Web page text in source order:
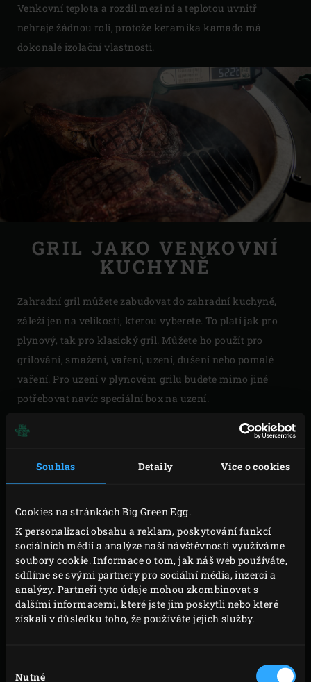
Souhlas Detaily Více o cookies
Cookies na stránkách Big Green Egg.
K personalizaci obsahu a reklam, poskytování funkcí
sociálních médií a analýze naší návštěvnosti využíváme
soubory cookie. Informace o tom, jak náš web používáte,
sdílíme se svými partnery pro sociální média, inzerci a
analýzy. Partneři tyto údaje mohou zkombinovat s
dalšími informacemi, které jste jim poskytli nebo které
získali v důsledku toho, že používáte jejich služby.
souhlasu
Nutné
Venkovní teplota a rozdíl mezi ní a teplotou uvnitř
nehraje žádnou roli, protože keramika kamado má
dokonalé izolační vlastnosti.
GRIL JAKO VENKOVNÍ
KUCHYNĚ
Zahradní gril můžete zabudovat do zahradní kuchyně,
záleží jen na velikosti, kterou vyberete. To platí jak pro
plynový, tak pro klasický gril. Můžete ho použít pro
grilování, smažení, vaření, uzení, dušení nebo pomalé
vaření. Pro uzení v plynovém grilu budete mimo jiné
potřebovat navíc speciální box na uzení.
Při pomalém vaření, smažení, dušení a uzení se
grilu je tak potřeba vypnout prostřední hořáky. Při
přípravě jídla v menším grilu je třeba zajistit tepelný štít
mezi ingrediencemi a přímým ohněm. V klasickém grilu
tak odsunete rozžhavené uhlí do stran. Jídlo pak položíte
doprostřed na rošt.
Při vaření v kamado pracujete pouze s keramickým
štítem nad uhlím. To vám umožní naplnit kamado až po
okraj dřevěným uhlím, a to i pro nepřímé vaření. Tvar
křehké a šťavnaté.